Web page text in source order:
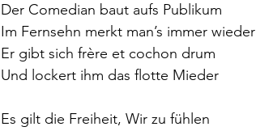
Der Comedian baut aufs Publikum
Im Fernsehn merkt man’s immer wieder
Er gibt sich frère et cochon drum
Und lockert ihm das flotte Mieder
Es gilt die Freiheit, Wir zu fühlen